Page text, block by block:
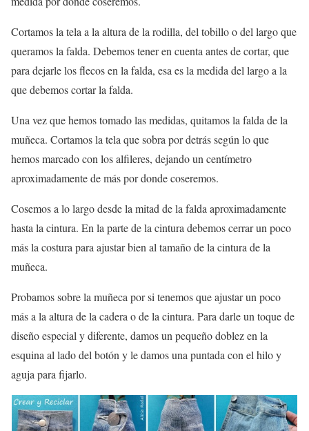
Cortamos la tela a la altura de la rodilla, del tobillo o del largo que
queramos la falda. Debemos tener en cuenta antes de cortar, que
para dejarle los flecos en la falda, esa es la medida del largo a la
que debemos cortar la falda.
Una vez que hemos tomado las medidas, quitamos la falda de la
muñeca. Cortamos la tela que sobra por detrás según lo que
hemos marcado con los alfileres, dejando un centímetro
aproximadamente de más por donde coseremos.
Cosemos a lo largo desde la mitad de la falda aproximadamente
hasta la cintura. En la parte de la cintura debemos cerrar un poco
más la costura para ajustar bien al tamaño de la cintura de la
muñeca.
Probamos sobre la muñeca por si tenemos que ajustar un poco
más a la altura de la cadera o de la cintura. Para darle un toque de
diseño especial y diferente, damos un pequeño doblez en la
esquina al lado del botón y le damos una puntada con el hilo y
aguja para fijarlo.